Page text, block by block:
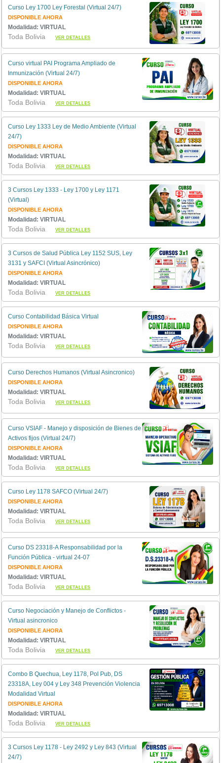
Curso Ley 1700 Ley Forestal (Virtual 24/7)
DISPONIBLE AHORA
Modalidad: VIRTUAL
Toda BoliviaVER DETALLES
Curso virtual PAI Programa Ampliado de
Inmunización (Virtual 24/7)
DISPONIBLE AHORA
Modalidad: VIRTUAL
Toda BoliviaVER DETALLES
Curso Ley 1333 Ley de Medio Ambiente (Virtual
24/7)
DISPONIBLE AHORA
Modalidad: VIRTUAL
Toda BoliviaVER DETALLES
3 Cursos Ley 1333 - Ley 1700 y Ley 1171
(Virtual)
DISPONIBLE AHORA
Modalidad: VIRTUAL
Toda BoliviaVER DETALLES
3 Cursos de Salud Pública Ley 1152 SUS, Ley
3131 y SAFCI (Virtual Asincrónico)
DISPONIBLE AHORA
Modalidad: VIRTUAL
Toda BoliviaVER DETALLES
Curso Contabilidad Básica Virtual
DISPONIBLE AHORA
Modalidad: VIRTUAL
Toda BoliviaVER DETALLES
Curso Derechos Humanos (Virtual Asincronico)
DISPONIBLE AHORA
Modalidad: VIRTUAL
Toda BoliviaVER DETALLES
Curso VSIAF - Manejo y disposición de Bienes de
Activos fijos (Virtual 24/7)
DISPONIBLE AHORA
Modalidad: VIRTUAL
Toda BoliviaVER DETALLES
Curso Ley 1178 SAFCO (Virtual 24/7)
DISPONIBLE AHORA
Modalidad: VIRTUAL
Toda BoliviaVER DETALLES
Curso DS 23318-A Responsabilidad por la
Función Pública - virtual 24-07
DISPONIBLE AHORA
Modalidad: VIRTUAL
Toda BoliviaVER DETALLES
Curso Negociación y Manejo de Conflictos -
Virtual asincronico
DISPONIBLE AHORA
Modalidad: VIRTUAL
Toda BoliviaVER DETALLES
Combo B Quechua, Ley 1178, Pol Pub, DS
23318A, Ley 004 y Ley 348 Prevención Violencia
Modalidad Virtual
DISPONIBLE AHORA
Modalidad: VIRTUAL
Toda BoliviaVER DETALLES
3 Cursos Ley 1178 - Ley 2492 y Ley 843 (Virtual
24/7)